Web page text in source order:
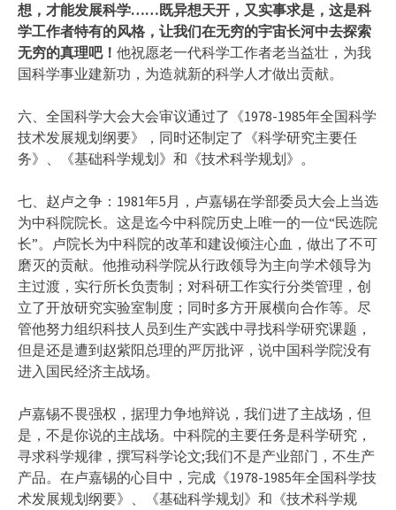
想，才能发展科学……既异想天开，又实事求是，这是科
学工作者特有的风格，让我们在无穷的宇宙长河中去探索
无穷的真理吧！ 他祝愿老一代科学工作者老当益壮，为我
国科学事业建新功，为造就新的科学人才做出贡献。
六、全国科学大会大会审议通过了《1978-1985年全国科学
技术发展规划纲要》，同时还制定了《科学研究主要任
务》、《基础科学规划》和《技术科学规划》。
七、赵卢之争：1981年5月，卢嘉锡在学部委员大会上当选
为中科院院长。这是迄今中科院历史上唯一的一位“民选院
长”。卢院长为中科院的改革和建设倾注心血，做出了不可
磨灭的贡献。他推动科学院从行政领导为主向学术领导为
主过渡，实行所长负责制；对科研工作实行分类管理，创
立了开放研究实验室制度；同时多方开展横向合作等。尽
管他努力组织科技人员到生产实践中寻找科学研究课题，
但是还是遭到赵紫阳总理的严厉批评，说中国科学院没有
进入国民经济主战场。
卢嘉锡不畏强权，据理力争地辩说，我们进了主战场，但
是，不是你说的主战场。中科院的主要任务是科学研究，
寻求科学规律，撰写科学论文;我们不是产业部门，不生产
产品。在卢嘉锡的心目中，完成《1978-1985年全国科学技
术发展规划纲要》、《基础科学规划》和《技术科学规